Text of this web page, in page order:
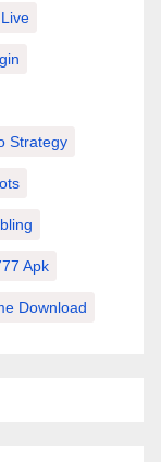
Strategy
Apk
Download